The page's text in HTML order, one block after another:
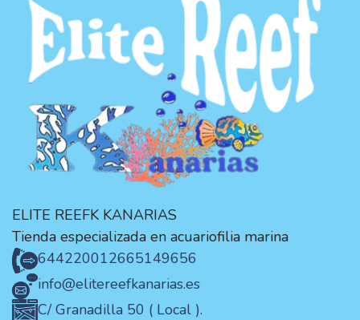
ELITE REEFK KANARIAS
Tienda especializada en acuariofilia marina
644220012665149656
info@elitereefkanarias.es
C/ Granadilla 50 ( Local ).